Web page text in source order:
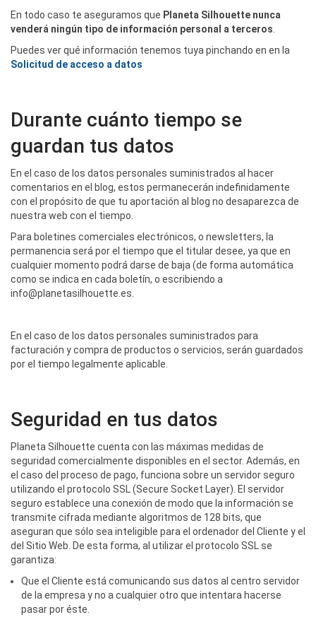
En todo caso te aseguramos que Planeta Silhouette nunca
venderá ningún tipo de información personal a terceros
Puedes ver qué información tenemos tuya pinchando en en la
Solicitud de acceso a datos
Durante cuánto tiempo se
guardan tus datos
En el caso de los datos personales suministrados al hacer
comentarios en el blog, estos permanecerán indefinidamente
con el propósito de que tu aportación al blog no desaparezca de
nuestra web con el tiempo.
Para boletines comerciales electrónicos, o newsletters, la
permanencia será por el tiempo que el titular desee, ya que en
cualquier momento podrá darse de baja (de forma automática
como se indica en cada boletín, o escribiendo a
info@planetasilhouette.es.
En el caso de los datos personales suministrados para
facturación y compra de productos o servicios, serán guardados
por el tiempo legalmente aplicable.
Seguridad en tus datos
Planeta Silhouette cuenta con las máximas medidas de
seguridad comercialmente disponibles en el sector. Además, en
el caso del proceso de pago, funciona sobre un servidor seguro
utilizando el protocolo SSL (Secure Socket Layer). El servidor
seguro establece una conexión de modo que la información se
transmite cifrada mediante algoritmos de 128 bits, que
aseguran que sólo sea inteligible para el ordenador del Cliente y el
del Sitio Web. De esta forma, al utilizar el protocolo SSL se
garantiza:
Que el Cliente está comunicando sus datos al centro servidor
de la empresa y no a cualquier otro que intentara hacerse
pasar por éste.